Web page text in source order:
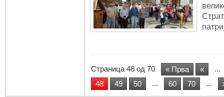
Страница 48 од 70 « Прва «
...
48
49 50 ... 60 70 ...